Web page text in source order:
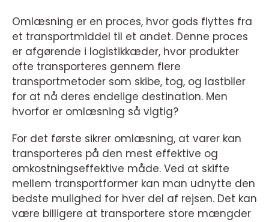
Omlæsning er en proces, hvor gods flyttes fra
et transportmiddel til et andet. Denne proces
er afgørende i logistikkæder, hvor produkter
ofte transporteres gennem flere
transportmetoder som skibe, tog, og lastbiler
for at nå deres endelige destination. Men
hvorfor er omlæsning så vigtig?
For det første sikrer omlæsning, at varer kan
transporteres på den mest effektive og
omkostningseffektive måde. Ved at skifte
mellem transportformer kan man udnytte den
bedste mulighed for hver del af rejsen. Det kan
være billigere at transportere store mængder